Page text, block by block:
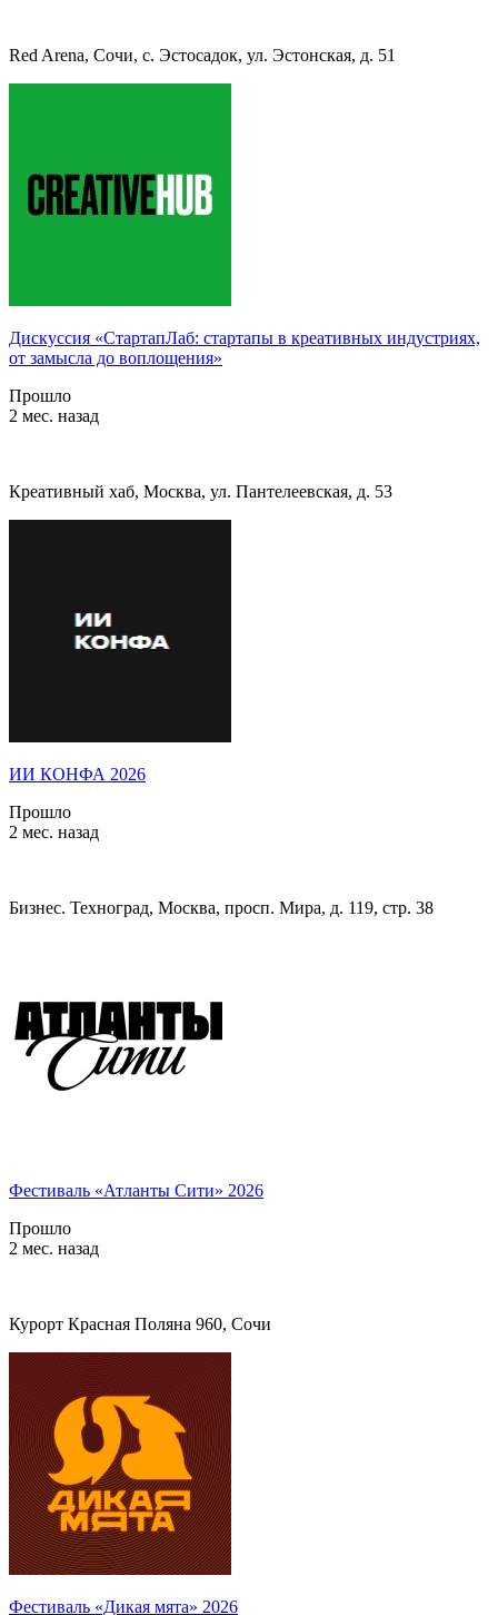
Red Arena, Сочи, с. Эстосадок, ул. Эстонская, д. 51
Дискуссия «СтартапЛаб: стартапы в креативных индустриях,
от замысла до воплощения»
Прошло
2 мес. назад
Креативный хаб, Москва, ул. Пантелеевская, д. 53
ИИ КОНФА 2026
Прошло
2 мес. назад
Бизнес. Техноград, Москва, просп. Мира, д. 119, стр. 38
Фестиваль «Атланты Сити» 2026
Прошло
2 мес. назад
Курорт Красная Поляна 960, Сочи
Фестиваль «Дикая мята» 2026